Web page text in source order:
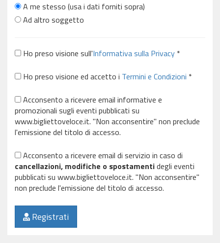
A me stesso (usa i dati forniti sopra)
Ad altro soggetto
Ho preso visione sull'Informativa sulla Privacy *
Ho preso visione ed accetto i Termini e Condizioni *
Acconsento a ricevere email informative e
promozionali sugli eventi pubblicati su
www.bigliettoveloce.it. "Non acconsentire" non preclude
l'emissione del titolo di accesso.
Acconsento a ricevere email di servizio in caso di
cancellazioni, modifiche o spostamentidegli eventi
pubblicati su www.bigliettoveloce.it. "Non acconsentire"
non preclude l'emissione del titolo di accesso.
Registrati